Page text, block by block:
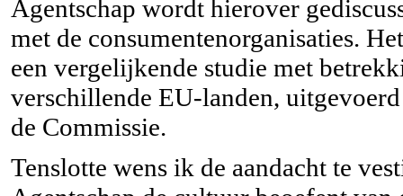
Agentschap wordt hierover
met de consumentenorganisaties.
een vergelijkende studie met
verschillende EU-landen,
de Commissie.
Tenslotte wens ik de aandacht te